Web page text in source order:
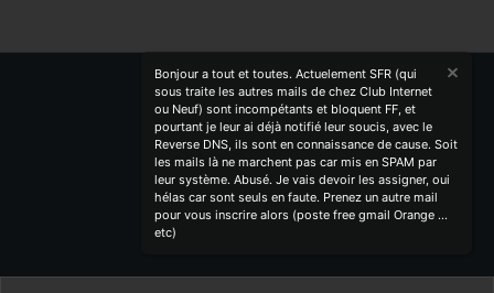
Bonjour a tout et toutes. Actuelement SFR (qui
sous traite les autres mails de chez Club Internet
ou Neuf) sont incompétants et bloquent FF, et
pourtant je leur ai déjà notifié leur soucis, avec le
Reverse DNS, ils sont en connaissance de cause. Soit
les mails là ne marchent pas car mis en SPAM par
leur système. Abusé. Je vais devoir les assigner, oui
hélas car sont seuls en faute. Prenez un autre mail
pour vous inscrire alors (poste free gmail Orange ...
etc)